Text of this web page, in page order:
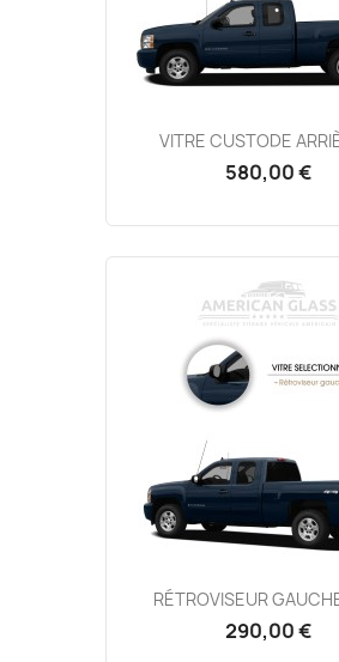
VITRE CUSTODE
580,00 €
RÉTROVISEUR
290,00 €